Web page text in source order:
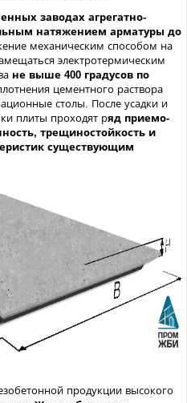
заводах агрегатно-
натяжением арматуры до
механическим способом на
электротермическим
не выше 400 градусов по
цементного раствора
столы. После усадки и
плиты проходят ряд приемо-
трещиностойкость и
существующим
продукции высокого